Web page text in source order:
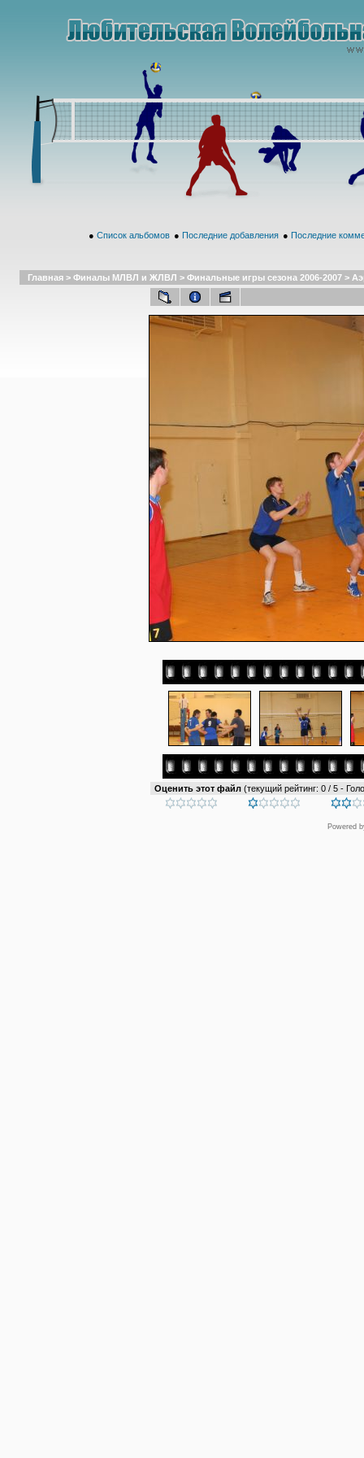
● Список альбомов ● Последние добавления ● Последние
Главная > Финалы МЛВЛ и ЖЛВЛ > Финальные игры сезона 2006-2007 >
Оценить этот файл (текущий рейтинг: 0 / 5 -
Powered